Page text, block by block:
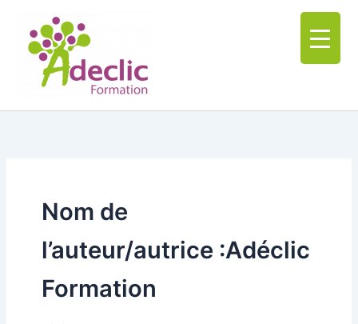
contenu
Nom de
l’auteur/autrice :Adéclic
Formation